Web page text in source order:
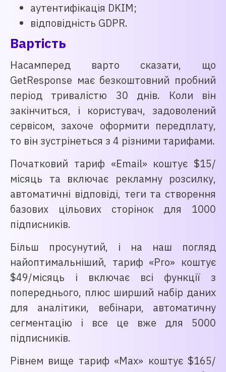
аутентифікація DKIM;
відповідність GDPR.
Вартість
Насамперед варто сказати, що
GetResponse має безкоштовний пробний
період тривалістю 30 днів. Коли він
закінчиться, і користувач, задоволений
сервісом, захоче оформити передплату,
то він зустрінеться з 4 різними тарифами.
Початковий тариф «Email» коштує $15/
місяць та включає рекламну розсилку,
автоматичні відповіді, теги та створення
базових цільових сторінок для 1000
підписників.
Більш просунутий, і на наш погляд
найоптимальніший, тариф «Pro» коштує
$49/місяць і включає всі функції з
попереднього, плюс ширший набір даних
для аналітики, вебінари, автоматичну
сегментацію і все це вже для 5000
підписників.
Рівнем вище тариф «Max» коштує $165/